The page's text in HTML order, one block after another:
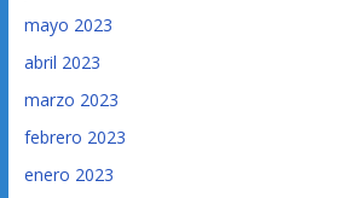
mayo 2023
abril 2023
marzo 2023
febrero 2023
enero 2023